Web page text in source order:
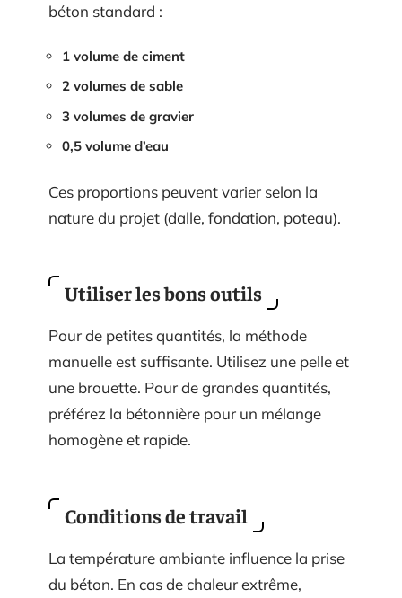
béton standard :
1 volume de ciment
2 volumes de sable
3 volumes de gravier
0,5 volume d’eau
Ces proportions peuvent varier selon la
nature du projet (dalle, fondation, poteau).
Utiliser les bons outils
Pour de petites quantités, la méthode
manuelle est suffisante. Utilisez une pelle et
une brouette. Pour de grandes quantités,
préférez la bétonnière pour un mélange
homogène et rapide.
Conditions de travail
La température ambiante influence la prise
du béton. En cas de chaleur extrême,